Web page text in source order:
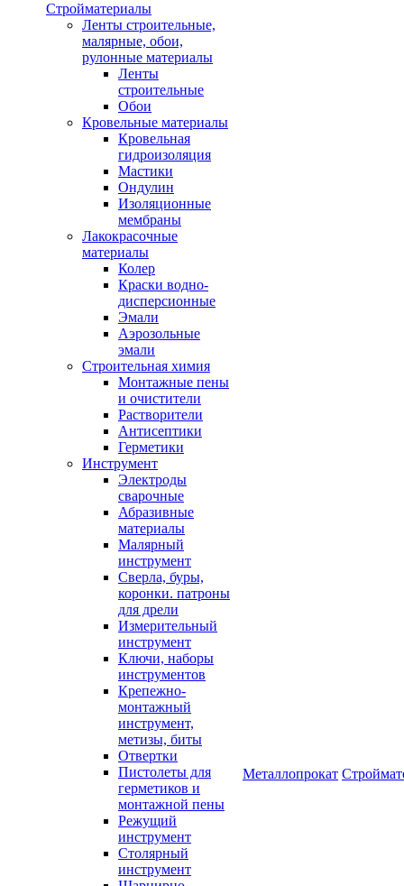
Стройматериалы
Ленты строительные,
малярные, обои,
рулонные материалы
Ленты
строительные
Обои
Кровельные материалы
Кровельная
гидроизоляция
Мастики
Ондулин
Изоляционные
мембраны
Лакокрасочные
материалы
Колер
Краски водно-
дисперсионные
Эмали
Аэрозольные
эмали
Строительная химия
Монтажные пены
и очистители
Растворители
Антисептики
Герметики
Инструмент
Электроды
сварочные
Абразивные
материалы
Малярный
инструмент
Сверла, буры,
коронки. патроны
для дрели
Измерительный
инструмент
Ключи, наборы
инструментов
Крепежно-
монтажный
инструмент,
метизы, биты
Отвертки
Пистолеты для
герметиков и
монтажной пены
Режущий
инструмент
Столярный
инструмент
Металлопрокат